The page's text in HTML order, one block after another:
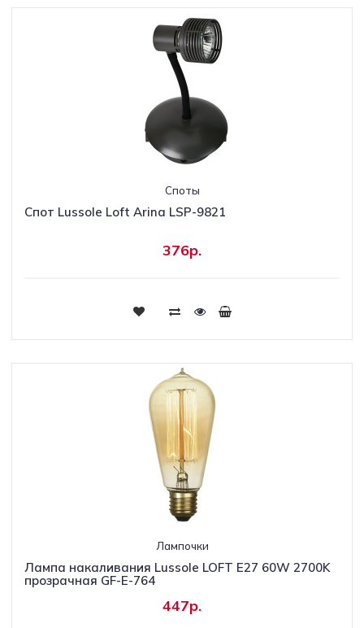
Споты
Спот Lussole Loft Arina LSP-9821
376р.
Лампочки
Лампа накаливания Lussole LOFT E27 60W 2700K
прозрачная GF-E-764
447р.